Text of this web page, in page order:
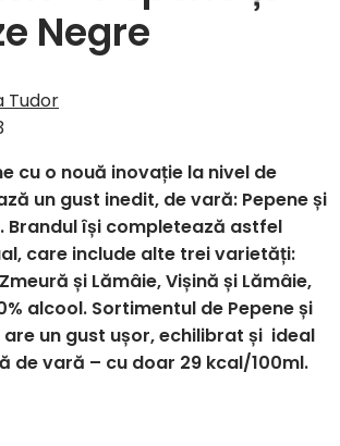
Negre
Tudor
cu o nouă inovație la nivel de
un gust inedit, de vară: Pepene și
Brandul își completează astfel
care include alte trei varietăți:
și Lămâie, Vișină și Lămâie,
alcool. Sortimentul de Pepene și
are un gust ușor, echilibrat și ideal
de vară – cu doar 29 kcal/100ml.